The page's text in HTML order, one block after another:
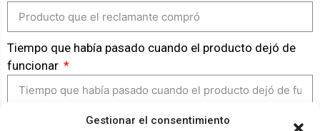
Gestionar el consentimiento
Tiempo que había pasado cuando el producto dejó de
funcionar
GENERAR RECLAMACIÓN